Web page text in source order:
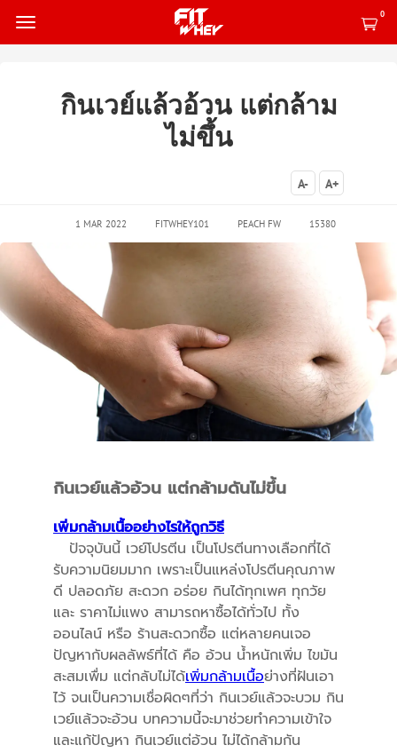
0
กินเวย์แล้วอ้วน แต่กล้าม
ไม่ขึ้น
A- A+
1 MAR 2022 FITWHEY101 PEACH FW 15380
กินเวย์แล้วอ้วน แต่กล้ามดันไม่ขึ้น
เพิ่มกล้ามเนื้ออย่างไรให้ถูกวิธี
ปัจจุบันนี้ เวย์โปรตีน เป็นโปรตีนทางเลือกที่ได้
รับความนิยมมาก เพราะเป็นแหล่งโปรตีนคุณภาพ
ดี ปลอดภัย สะดวก อร่อย กินได้ทุกเพศ ทุกวัย
และ ราคาไม่แพง สามารถหาซื้อได้ทั่วไป ทั้ง
ออนไลน์ หรือ ร้านสะดวกซื้อ แต่หลายคนเจอ
ปัญหากับผลลัพธ์ที่ได้ คือ อ้วน น้ำหนักเพิ่ม ไขมัน
สะสมเพื่ม แต่กลับไม่ได้เพิ่มกล้ามเนื้อย่างที่ฝันเอา
ไว้ จนเป็นความเชื่อผิดๆที่ว่า กินเวย์แล้วจะบวม กิน
เวย์แล้วจะอ้วน บทความนี้จะมาช่วยทำความเข้าใจ
และแก้ปัญหา กินเวย์แต่อ้วน ไม่ได้กล้ามกัน